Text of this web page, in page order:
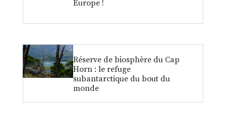
Europe !
Réserve de biosphère du Cap
Horn : le refuge
subantarctique du bout du
monde